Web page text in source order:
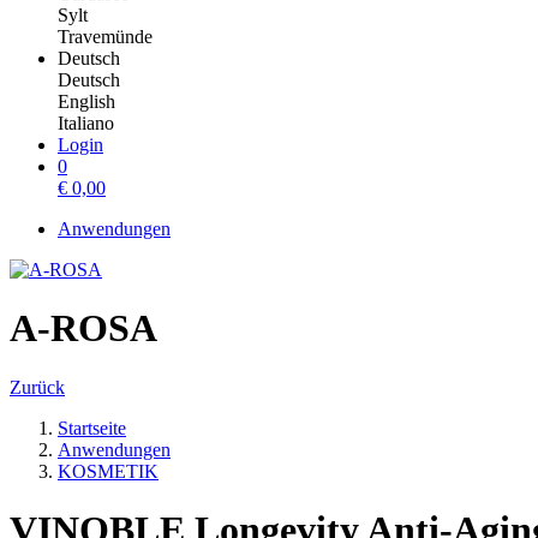
Sylt
Travemünde
Deutsch
Deutsch
English
Italiano
Login
0
€ 0,00
Anwendungen
A-ROSA
Zurück
Startseite
Anwendungen
KOSMETIK